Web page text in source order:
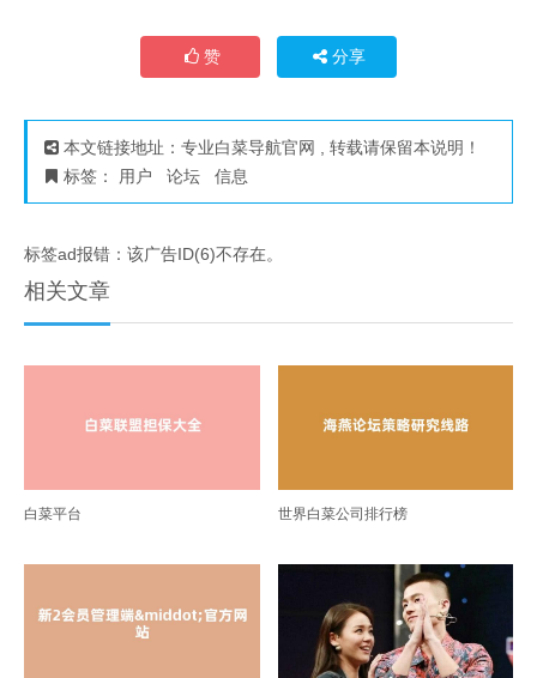
赞 分享
本文链接地址： 专业白菜导航官网 , 转载请保留本说明！
标签：
用户 论坛 信息
标签ad报错：该广告ID(6)不存在。
相关文章
白菜平台 世界白菜公司排行榜